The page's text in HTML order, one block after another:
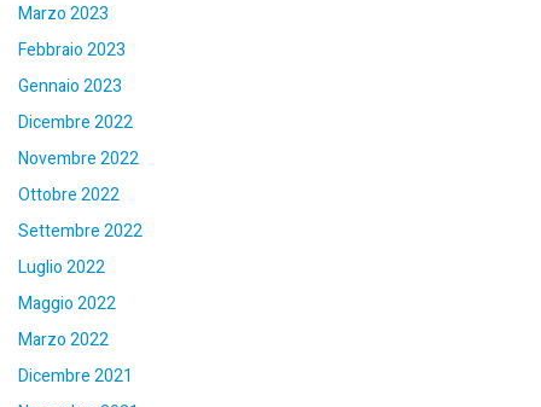
Marzo 2023
Febbraio 2023
Gennaio 2023
Dicembre 2022
Novembre 2022
Ottobre 2022
Settembre 2022
Luglio 2022
Maggio 2022
Marzo 2022
Dicembre 2021